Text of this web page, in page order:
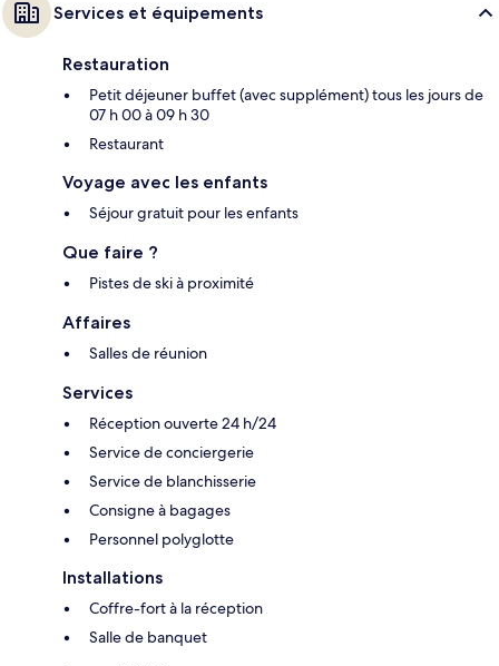
Services et équipements
Restauration
Petit déjeuner buffet (avec supplément) tous les jours de
07 h 00 à 09 h 30
Restaurant
Voyage avec les enfants
Séjour gratuit pour les enfants
Que faire ?
Pistes de ski à proximité
Affaires
Salles de réunion
Services
Réception ouverte 24 h/24
Service de conciergerie
Service de blanchisserie
Consigne à bagages
Personnel polyglotte
Installations
Coffre-fort à la réception
Salle de banquet